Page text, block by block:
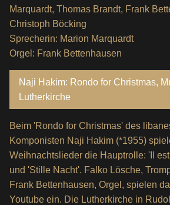
Marquardt, Thomas Brandt, Frank
Christoph Böcking
Sprecherin: Marion Marquardt
Orgel: Frank Bettenhausen
Naji Hakim: Rondo for Christmas,
Lutherkirche
Beim 'Rondo for Christmas' des
Komponisten Naji Hakim (*1955)
Weihnachtslieder die Hauptrolle: 'Il
und 'Stille Nacht'. Falko Lösche,
Frank Bettenhausen, Orgel, spielen
Youtube ein. Die Lutherkirche in